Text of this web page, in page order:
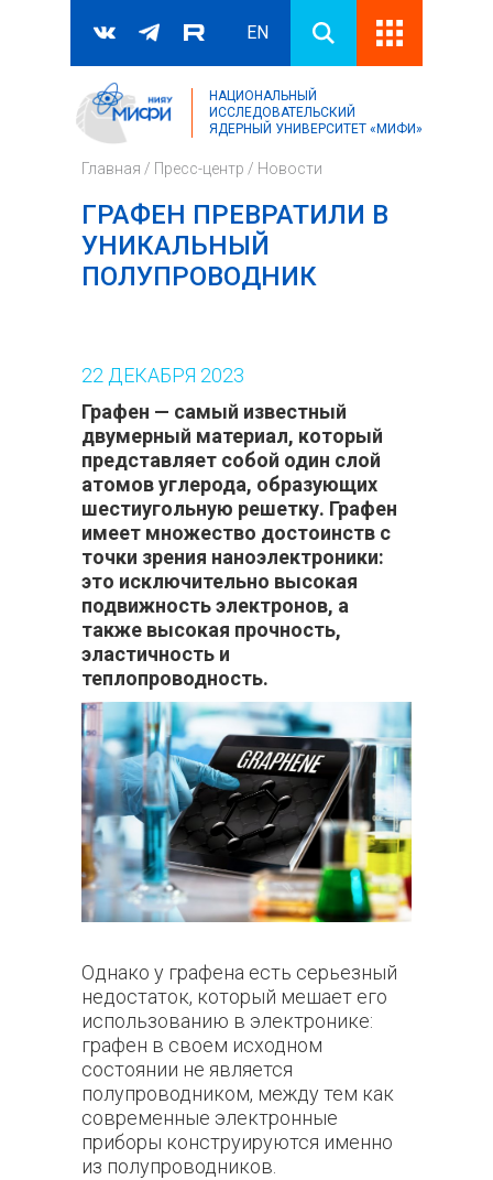
Форма поиска
Поиск
EN
НАЦИОНАЛЬНЫЙ
ИССЛЕДОВАТЕЛЬСКИЙ
ЯДЕРНЫЙ УНИВЕРСИТЕТ «МИФИ»
Главная / Пресс-центр / Новости
ГРАФЕН ПРЕВРАТИЛИ В
УНИКАЛЬНЫЙ
ПОЛУПРОВОДНИК
22 ДЕКАБРЯ 2023
Графен — самый известный
двумерный материал, который
представляет собой один слой
атомов углерода, образующих
шестиугольную решетку. Графен
имеет множество достоинств с
точки зрения наноэлектроники:
это исключительно высокая
подвижность электронов, а
также высокая прочность,
эластичность и
теплопроводность.
Однако у графена есть серьезный
недостаток, который мешает его
использованию в электронике:
графен в своем исходном
состоянии не является
полупроводником, между тем как
современные электронные
приборы конструируются именно
из полупроводников.